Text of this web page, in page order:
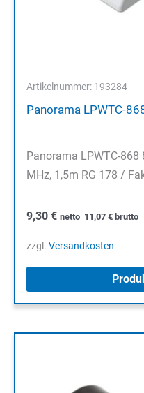
Artikelnummer: 193284
Panorama LPWTC-
Panorama LPWTC-
MHz, 1,5m RG 178 /
9,30 € netto 11,07 € brutto
zzgl. Versandkosten